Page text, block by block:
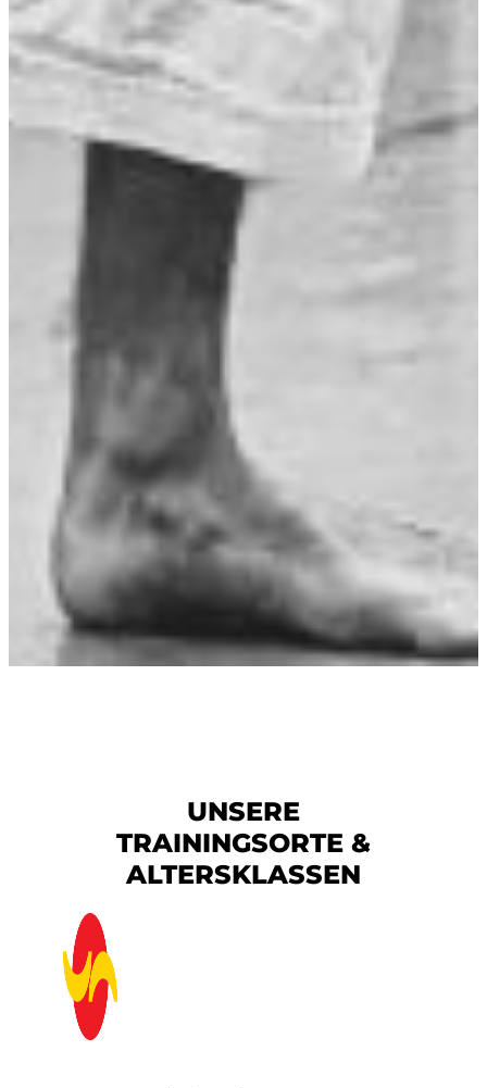
UNSERE
TRAININGSORTE &
ALTERSKLASSEN